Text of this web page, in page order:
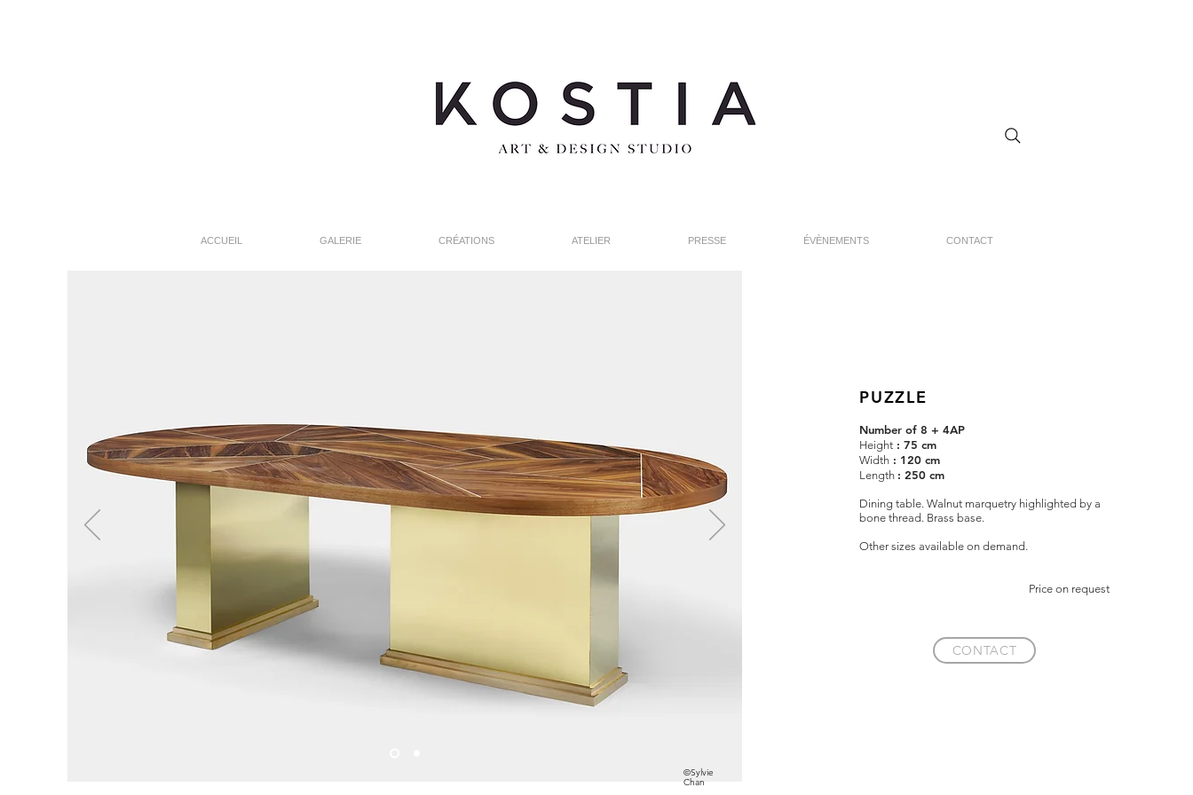
ACCUEIL GALERIE CRÉATIONS ATELIER PRESSE ÉVÈNEMENTS CONTACT
©Sylvie
Chan
PUZZLE
Number of 8 + 4AP
Height : 75 cm
Width : 120 cm
Length : 250 cm
Dining table. Walnut marquetry highlighted by a
bone thread. Brass base.
Other sizes available on demand.
Price on request
CONTACT